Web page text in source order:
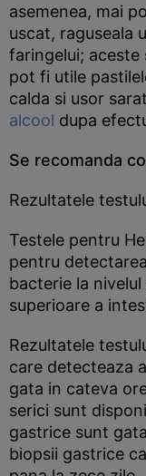
asemenea, mai
uscat, raguseala
faringelui;
pot fi utile
calda si usor
alcool dupa
Se recomanda
Rezultatele
Testele pentru
pentru
bacterie la
superioare a
Rezultatele
care detecteaza
gata in cateva
serici sunt
gastrice sunt
biopsii gastrice